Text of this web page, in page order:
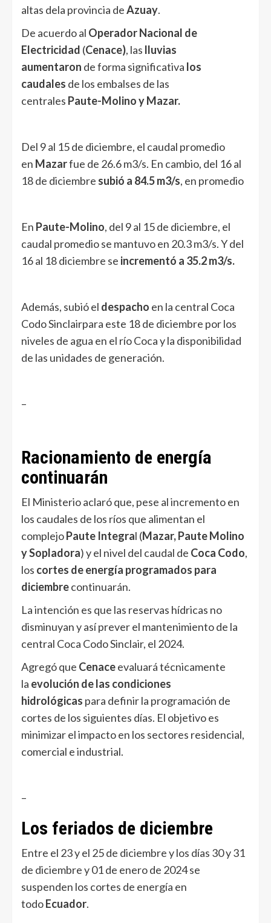
altas dela provincia deAzuay.
De acuerdo al Operador Nacional de
Electricidad (Cenace), las lluvias
aumentaron de forma significativa los
caudales de los embalses de las
centrales Paute-Molino y Mazar.
Del 9 al 15 de diciembre, el caudal promedio
en Mazarfue de 26.6 m3/s. En cambio, del 16 al
18 de diciembre subió a 84.5 m3/s, en promedio
En Paute-Molino, del 9 al 15 de diciembre, el
caudal promedio se mantuvo en 20.3 m3/s. Y del
16 al 18 diciembre se incrementó a 35.2 m3/s.
Además, subió el despacho en la central Coca
Codo Sinclairpara este 18 de diciembre por los
niveles de agua en el río Coca y la disponibilidad
de las unidades de generación.
–
Racionamiento de energía
continuarán
El Ministerio aclaró que, pese al incremento en
los caudales de los ríos que alimentan el
complejoPaute Integral (Mazar, Paute Molino
y Sopladora) y el nivel del caudal de Coca Codo,
los cortes de energía programados para
diciembrecontinuarán.
La intención es que las reservas hídricas no
disminuyan y así prever el mantenimiento de la
central Coca Codo Sinclair, el 2024.
Agregó que Cenaceevaluará técnicamente
la evolución de las condiciones
hidrológicas para definir la programación de
cortes de los siguientes días. El objetivo es
minimizar el impacto en los sectores residencial,
comercial e industrial.
–
Los feriados de diciembre
Entre el 23 y el 25 de diciembre y los días 30 y 31
de diciembre y 01 de enero de 2024 se
suspenden los cortes de energía en
todoEcuador.